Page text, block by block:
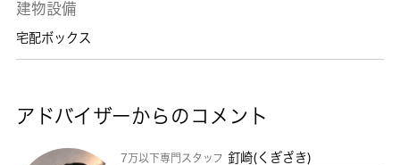
建物設備
宅配ボックス
アドバイザーからのコメント
7万以下専門スタッフ 釘崎(くぎざき)